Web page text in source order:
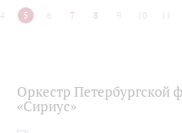
4 5 6 7 8 9 10
Оркестр Петербургской
«Сириус»